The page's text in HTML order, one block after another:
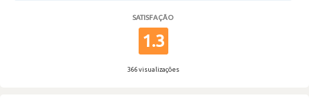
SATISFAÇÃO
1.3
366 visualizações